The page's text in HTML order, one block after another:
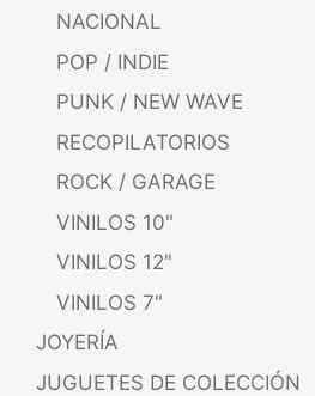
NACIONAL
POP / INDIE
PUNK / NEW WAVE
RECOPILATORIOS
ROCK / GARAGE
VINILOS 10"
VINILOS 12"
VINILOS 7"
JOYERÍA
JUGUETES DE COLECCIÓN